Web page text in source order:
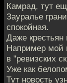
Камрад, тут
Зауралье
спокойная.
Даже крестьян
Например мой
в "ревизских
Уже как
Тут новость